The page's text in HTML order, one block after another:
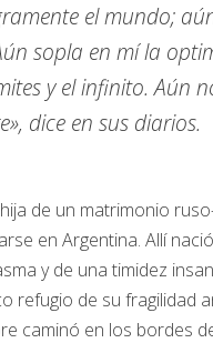
el mundo;
sopla en mí la
y el infinito. Aún
dice en sus diarios.
de un matrimonio
en Argentina. Allí
y de una timidez
refugio de su fragilidad
caminó en los bordes